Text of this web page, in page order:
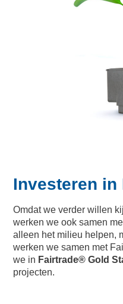
Investeren in
Omdat we verder willen
werken we ook samen
alleen het milieu helpen,
werken we samen met
we in Fairtrade® Gold
projecten.